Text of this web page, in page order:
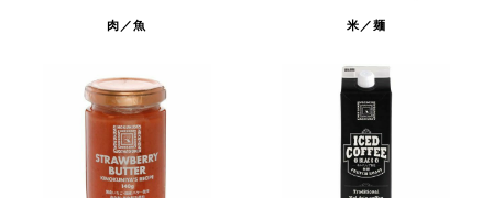
肉／魚 米／麺